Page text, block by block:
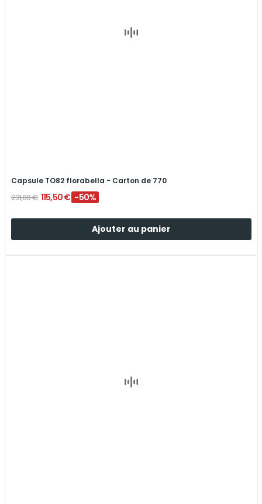
Capsule TO82 florabella - Carton de 770
231,00 € 115,50 € -50%
Ajouter au panier